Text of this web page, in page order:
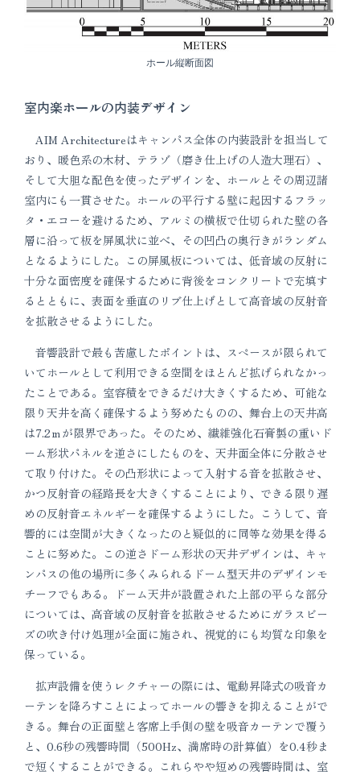
ホール縦断面図
室内楽ホールの内装デザイン
AIM Architectureはキャンパス全体の内装設計を担当して
おり、暖色系の木材、テラゾ（磨き仕上げの人造大理石）、
そして大胆な配色を使ったデザインを、ホールとその周辺諸
室内にも一貫させた。ホールの平行する壁に起因するフラッ
タ・エコーを避けるため、アルミの横板で仕切られた壁の各
層に沿って板を屏風状に並べ、その凹凸の奥行きがランダム
となるようにした。この屏風板については、低音域の反射に
十分な面密度を確保するために背後をコンクリートで充填す
るとともに、表面を垂直のリブ仕上げとして高音域の反射音
を拡散させるようにした。
音響設計で最も苦慮したポイントは、スペースが限られて
いてホールとして利用できる空間をほとんど拡げられなかっ
たことである。室容積をできるだけ大きくするため、可能な
限り天井を高く確保するよう努めたものの、舞台上の天井高
は7.2ｍが限界であった。そのため、繊維強化石膏製の重いド
ーム形状パネルを逆さにしたものを、天井面全体に分散させ
て取り付けた。その凸形状によって入射する音を拡散させ、
かつ反射音の経路長を大きくすることにより、できる限り遅
めの反射音エネルギーを確保するようにした。こうして、音
響的には空間が大きくなったのと疑似的に同等な効果を得る
ことに努めた。この逆さドーム形状の天井デザインは、キャ
ンパスの他の場所に多くみられるドーム型天井のデザインモ
チーフでもある。ドーム天井が設置された上部の平らな部分
については、高音域の反射音を拡散させるためにガラスビー
ズの吹き付け処理が全面に施され、視覚的にも均質な印象を
保っている。
拡声設備を使うレクチャーの際には、電動昇降式の吸音カ
ーテンを降ろすことによってホールの響きを抑えることがで
きる。舞台の正面壁と客席上手側の壁を吸音カーテンで覆う
と、0.6秒の残響時間（500Hz、満席時の計算値）を0.4秒ま
で短くすることができる。これらやや短めの残響時間は、室